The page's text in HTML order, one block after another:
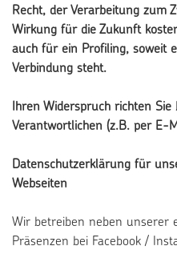
Recht, der Verarbeitung zum
Wirkung für die Zukunft
auch für ein Profiling, soweit
Verbindung steht.
Ihren Widerspruch richten
Verantwortlichen (z.B. per E-
Datenschutzerklärung für
Webseiten
Wir betreiben neben unserer
Präsenzen bei Facebook /